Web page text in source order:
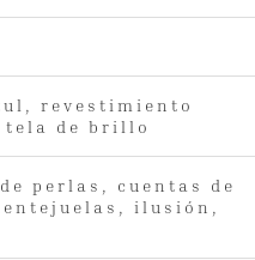
revestimiento
tela de brillo
perlas, cuentas de
ilusión,